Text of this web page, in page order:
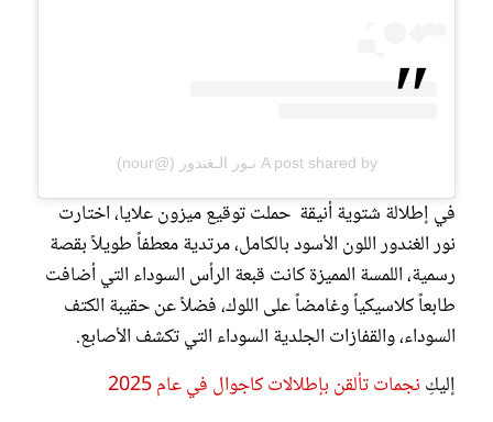
A post shared by نـور الـغندور (@nour)
في إطلالة شتوية أنيقة حملت توقيع ميزون علايا، اختارت
نور الغندور اللون الأسود بالكامل، مرتدية معطفاً طويلاً بقصة
رسمية، اللمسة المميزة كانت قبعة الرأس السوداء التي أضافت
طابعاً كلاسيكياً وغامضاً على اللوك، فضلاً عن حقيبة الكتف
السوداء، والقفازات الجلدية السوداء التي تكشف الأصابع.
إليكِ نجمات تألقن بإطلالات كاجوال في عام 2025